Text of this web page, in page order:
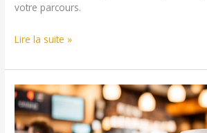
votre parcours.
Être
et
dirigeante
d’entreprise
Lire la suite »